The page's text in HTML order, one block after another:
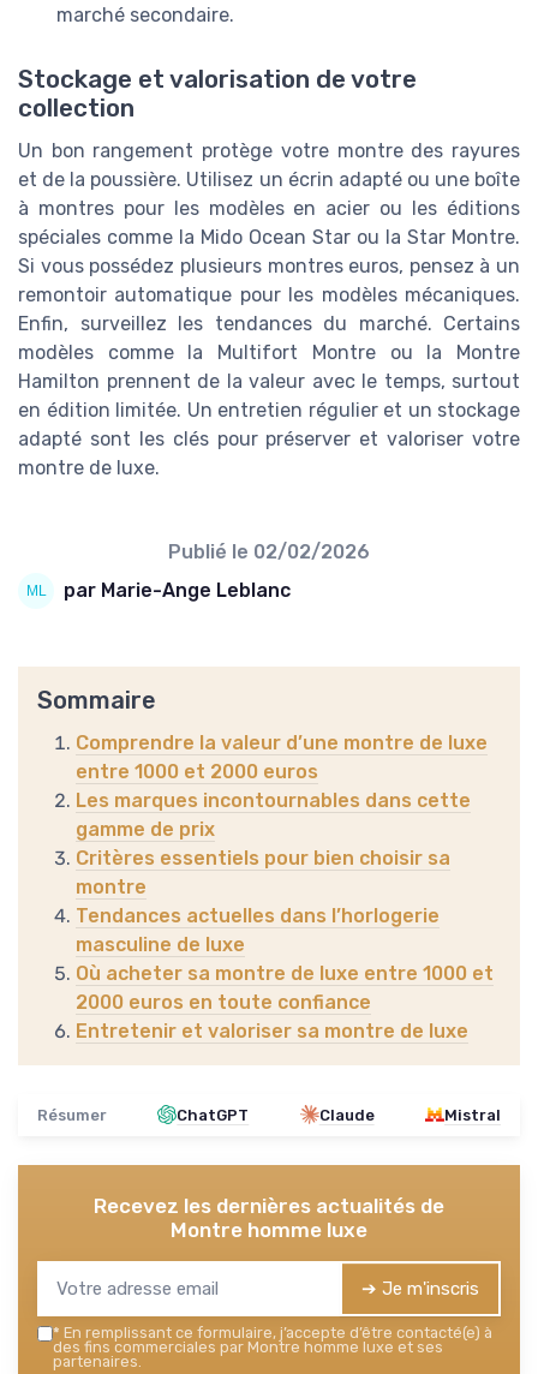
marché secondaire.
Stockage et valorisation de votre
collection
Un bon rangement protège votre montre des rayures
et de la poussière. Utilisez un écrin adapté ou une boîte
à montres pour les modèles en acier ou les éditions
spéciales comme la Mido Ocean Star ou la Star Montre.
Si vous possédez plusieurs montres euros, pensez à un
remontoir automatique pour les modèles mécaniques.
Enfin, surveillez les tendances du marché. Certains
modèles comme la Multifort Montre ou la Montre
Hamilton prennent de la valeur avec le temps, surtout
en édition limitée. Un entretien régulier et un stockage
adapté sont les clés pour préserver et valoriser votre
montre de luxe.
Publié le 02/02/2026
par Marie-Ange Leblanc
Sommaire
Comprendre la valeur d’une montre de luxe
entre 1000 et 2000 euros
Les marques incontournables dans cette
gamme de prix
Critères essentiels pour bien choisir sa
montre
Tendances actuelles dans l’horlogerie
masculine de luxe
Où acheter sa montre de luxe entre 1000 et
2000 euros en toute confiance
Entretenir et valoriser sa montre de luxe
Résumer ChatGPT Claude Mistral
Recevez les dernières actualités de
Montre homme luxe
➔ Je m'inscris
* En remplissant ce formulaire, j’accepte d’être contacté(e) à
des fins commerciales par Montre homme luxe et ses
partenaires.